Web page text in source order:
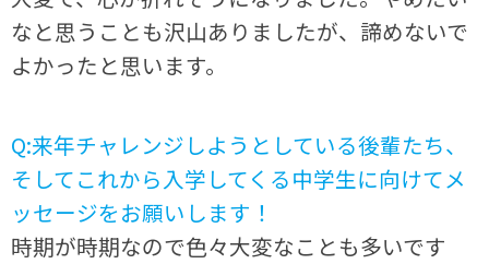
なと思うことも沢山ありましたが、諦めないで
よかったと思います。
Q:来年チャレンジしようとしている後輩たち、
そしてこれから入学してくる中学生に向けてメ
ッセージをお願いします！
時期が時期なので色々大変なことも多いです